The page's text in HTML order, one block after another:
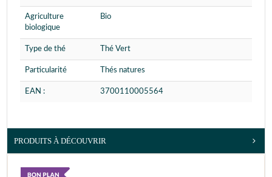
Agriculture
biologique
Bio
Type de thé Thé Vert
Particularité Thés natures
EAN : 3700110005564
PRODUITS À DÉCOUVRIR